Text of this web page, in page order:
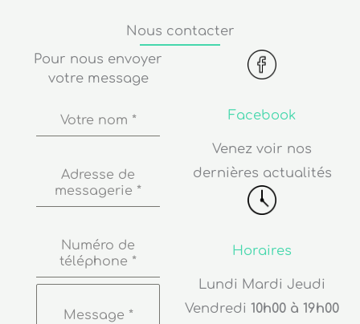
Nous contacter
Pour nous envoyer
votre message
Votre nom *
Adresse de
messagerie *
Numéro de
téléphone *
Message *
Facebook
Venez voir nos
dernières actualités
Horaires
Lundi Mardi Jeudi
Vendredi 10h00 à 19h00